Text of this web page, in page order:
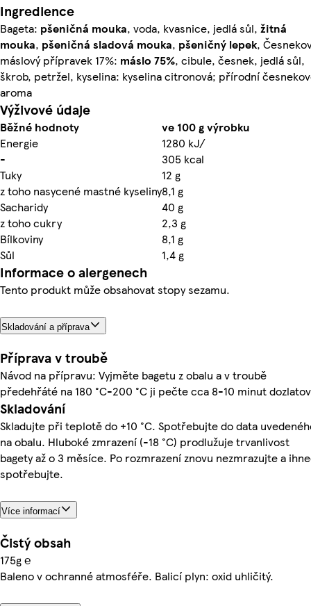
Ingredience
Bageta: pšeničná mouka, voda, kvasnice, jedlá sůl, žitná
mouka, pšeničná sladová mouka, pšeničný lepek,
máslový přípravek 17%: máslo 75%, cibule, česnek, jedlá sůl,
škrob, petržel, kyselina: kyselina citronová; přírodní
aroma
Výživové údaje
Běžné hodnoty
ve 100 g výrobku
Energie
1280 kJ/
-
305 kcal
Tuky
12 g
z toho nasycené mastné kyseliny8,1 g
Sacharidy
40 g
z toho cukry
2,3 g
Bílkoviny
8,1 g
Sůl
1,4 g
Informace o alergenech
Tento produkt může obsahovat stopy sezamu.
Skladování a příprava
Příprava v troubě
Návod na přípravu: Vyjměte bagetu z obalu a v troubě
předehřáté na 180 °C-200 °C ji pečte cca 8-10 minut
Skladování
Skladujte při teplotě do +10 °C. Spotřebujte do data
na obalu. Hluboké zmrazení (-18 °C) prodlužuje trvanlivost
bagety až o 3 měsíce. Po rozmrazení znovu nezmrazujte a
spotřebujte.
Více informací
Čistý obsah
175g ℮
Baleno v ochranné atmosféře. Balicí plyn: oxid uhličitý.